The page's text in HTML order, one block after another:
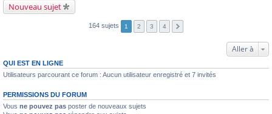
Nouveau sujet
164 sujets 1 2 3 4
Aller à
QUI EST EN LIGNE
Utilisateurs parcourant ce forum : Aucun utilisateur enregistré et 7 invités
PERMISSIONS DU FORUM
Vous ne pouvez pas poster de nouveaux sujets